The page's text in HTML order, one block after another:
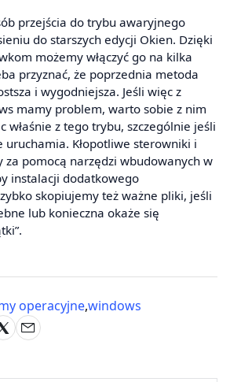
przejścia do trybu awaryjnego
do starszych edycji Okien. Dzięki
możemy włączyć go na kilka
przyznać, że poprzednia metoda
i wygodniejsza. Jeśli więc z
mamy problem, warto sobie z nim
właśnie z tego trybu, szczególnie jeśli
uruchamia. Kłopotliwe sterowniki i
pomocą narzędzi wbudowanych w
instalacji dodatkowego
skopiujemy też ważne pliki, jeśli
lub konieczna okaże się
operacyjne,windows